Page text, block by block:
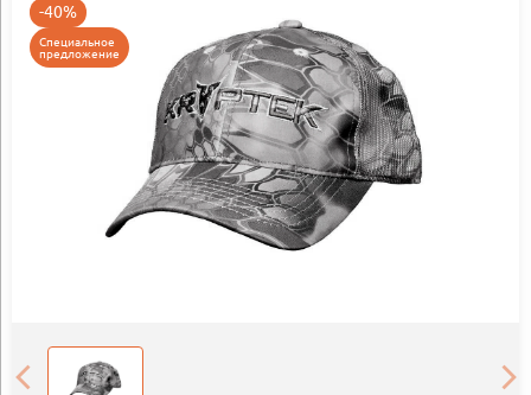
-40%
Специальное
предложение